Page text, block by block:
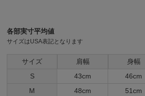
各部実寸平均値
サイズはUSA表記となります
サイズ 肩幅 身幅
S
43cm 46cm
M
48cm 51cm